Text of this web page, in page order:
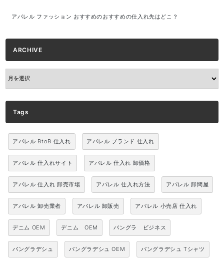
アパレル ファッション おすすめのおすすめの仕入れ先はどこ？
ARCHIVE
ARCHIVE
Tags
アパレル BtoB 仕入れ アパレル ブランド 仕入れ
アパレル 仕入れサイト アパレル 仕入れ 卸価格
アパレル 仕入れ 卸売市場 アパレル 仕入れ方法 アパレル 卸問屋
アパレル 卸売業者 アパレル 卸販売 アパレル 小売店 仕入れ
デニム OEM デニム OEM バングラ ビジネス
バングラデシュ バングラデシュ OEM バングラデシュ Tシャツ